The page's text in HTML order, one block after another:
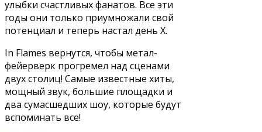
улыбки счастливых фанатов. Все эти
годы они только приумножали свой
потенциал и теперь настал день Х.
In Flames вернутся, чтобы метал-
фейерверк прогремел над сценами
двух столиц! Самые известные хиты,
мощный звук, большие площадки и
два сумасшедших шоу, которые будут
вспоминать все!